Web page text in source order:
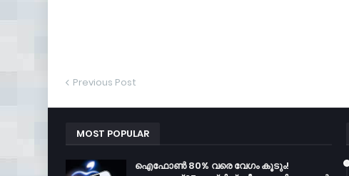
Previous Post
MOST POPULAR
ഐഫോൺ 80% വരെ വേഗം കൂടും!